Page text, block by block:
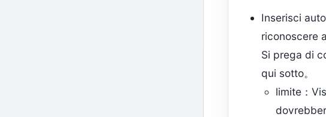
Inserisci
riconoscere
Si prega di
qui sotto。
limite：